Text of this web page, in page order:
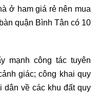
ở ham giá rẻ nên mua
quận Bình Tân có 10
mạnh công tác tuyên
giác; công khai quy
dân về các khu đất quy